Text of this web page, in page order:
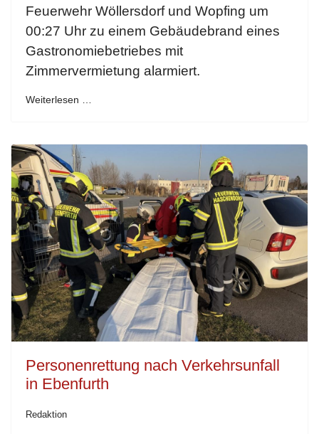
Feuerwehr Wöllersdorf und Wopfing um
00:27 Uhr zu einem Gebäudebrand eines
Gastronomiebetriebes mit
Zimmervermietung alarmiert.
Weiterlesen …
Personenrettung nach Verkehrsunfall
in Ebenfurth
Redaktion